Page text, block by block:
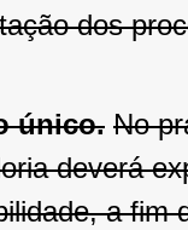
dos
único. No
deverá
a fim